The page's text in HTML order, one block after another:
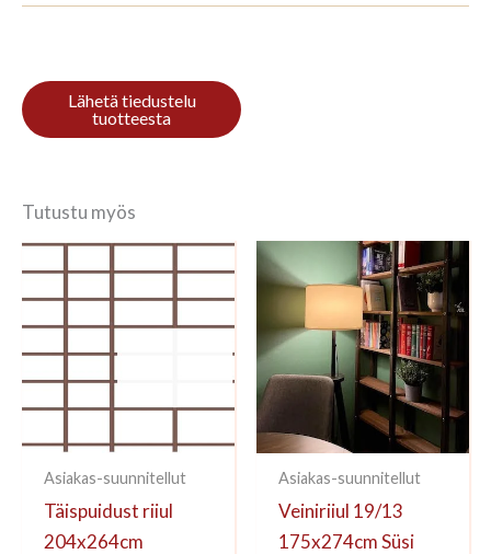
Kirjoita ensimmäinen arvio
Sinun on
Tutustu myös
Asiakas-suunnitellut
Täispuidust riiul
204x264cm
Asiakas-suunnitellut
Veiniriiul 19/13
175x274cm Süsi